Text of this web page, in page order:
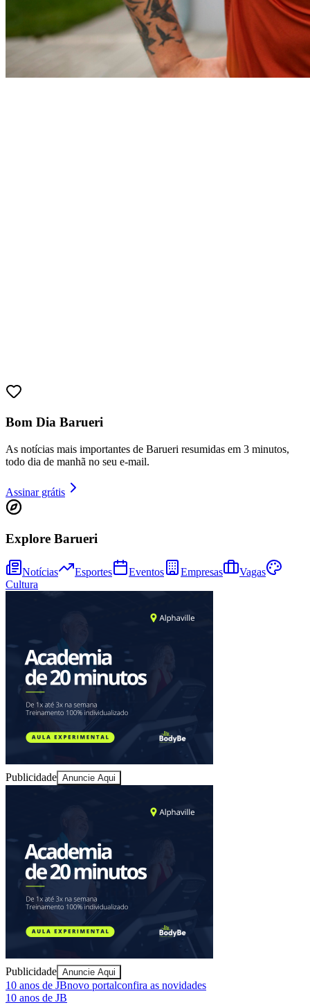
Vitória
Bom Dia Barueri
As notícias mais importantes de Barueri resumidas em 3 minutos,
todo dia de manhã no seu e-mail.
Assinar grátis
Explore Barueri
Notícias Esportes Eventos Empresas
Vagas
Cultura
Publicidade Anuncie Aqui
Publicidade Anuncie Aqui
10 anos de JBnovo portalconfira as novidades
10 anos de JB